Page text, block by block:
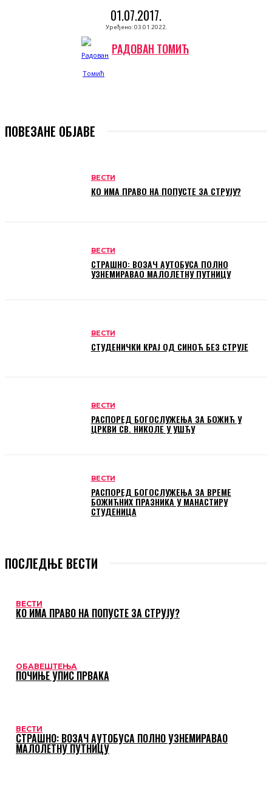
01.07.2017.
Уређено: 03.01.2022.
РАДОВАН ТОМИЋ
ПОВЕЗАНЕ ОБЈАВЕ
ВЕСТИ
КО ИМА ПРАВО НА ПОПУСТЕ ЗА СТРУЈУ?
ВЕСТИ
СТРАШНО: ВОЗАЧ АУТОБУСА ПОЛНО
УЗНЕМИРАВАО МАЛОЛЕТНУ ПУТНИЦУ
ВЕСТИ
СТУДЕНИЧКИ КРАЈ ОД СИНОЋ БЕЗ СТРУЈЕ
ВЕСТИ
РАСПОРЕД БОГОСЛУЖЕЊА ЗА БОЖИЋ У
ЦРКВИ СВ. НИКОЛЕ У УШЋУ
ВЕСТИ
РАСПОРЕД БОГОСЛУЖЕЊА ЗА ВРЕМЕ
БОЖИЋНИХ ПРАЗНИКА У МАНАСТИРУ
СТУДЕНИЦА
ПОСЛЕДЊЕ ВЕСТИ
ВЕСТИ
КО ИМА ПРАВО НА ПОПУСТЕ ЗА СТРУЈУ?
ОБАВЕШТЕЊА
ПОЧИЊЕ УПИС ПРВАКА
ВЕСТИ
СТРАШНО: ВОЗАЧ АУТОБУСА ПОЛНО УЗНЕМИРАВАО
МАЛОЛЕТНУ ПУТНИЦУ